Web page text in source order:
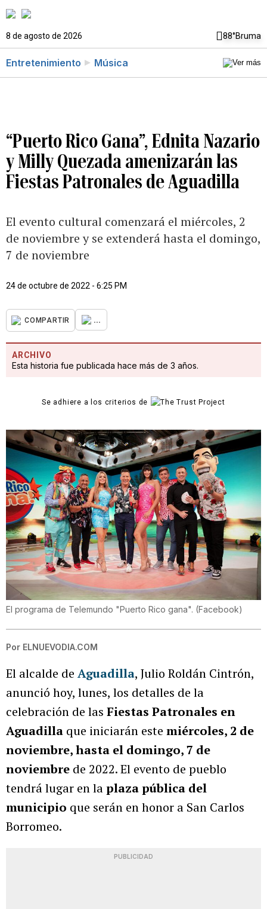
8 de agosto de 2026 88°Bruma
Entretenimiento Música
“Puerto Rico Gana”, Ednita Nazario
y Milly Quezada amenizarán las
Fiestas Patronales de Aguadilla
El evento cultural comenzará el miércoles, 2
de noviembre y se extenderá hasta el domingo,
7 de noviembre
24 de octubre de 2022 - 6:25 PM
COMPARTIR ...
ARCHIVO
Esta historia fue publicada hace más de 3 años.
Se adhiere a los criterios de
El programa de Telemundo "Puerto Rico gana". (Facebook)
Por ELNUEVODIA.COM
El alcalde de Aguadilla, Julio Roldán Cintrón,
anunció hoy, lunes, los detalles de la
celebración de las Fiestas Patronales en
Aguadilla que iniciarán este miércoles, 2 de
noviembre, hasta el domingo, 7 de
noviembre de 2022. El evento de pueblo
tendrá lugar en laplaza pública del
municipio que serán en honor a San Carlos
Borromeo.
PUBLICIDAD